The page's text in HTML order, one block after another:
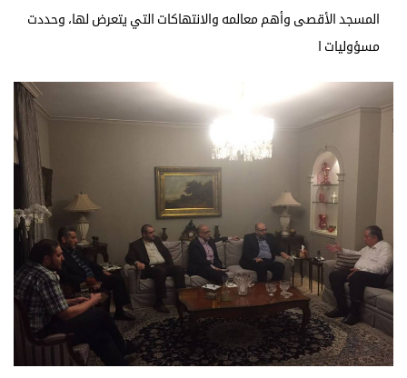
المسجد الأقصى وأهم معالمه والانتهاكات التي يتعرض لها، وحددت
مسؤوليات ا